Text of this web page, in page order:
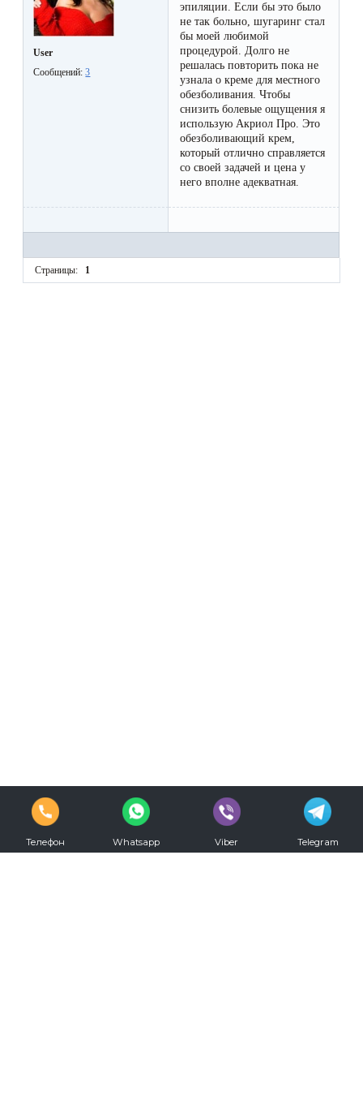
vkontakte
User
Сообщений:3
эпиляции. Если бы это было
не так больно, шугаринг стал
бы моей любимой
процедурой. Долго не
решалась повторить пока не
узнала о креме для местного
обезболивания. Чтобы
снизить болевые ощущения я
использую Акриол Про. Это
обезболивающий крем,
который отлично справляется
со своей задачей и цена у
него вполне адекватная.
Страницы: 1
Телефон Whatsapp Viber Telegram